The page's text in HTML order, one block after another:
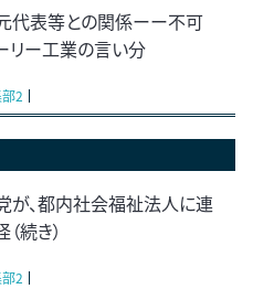
代表等との関係ーー不可
リー工業の言い分
2
が、都内社会福祉法人に連
続き）
2